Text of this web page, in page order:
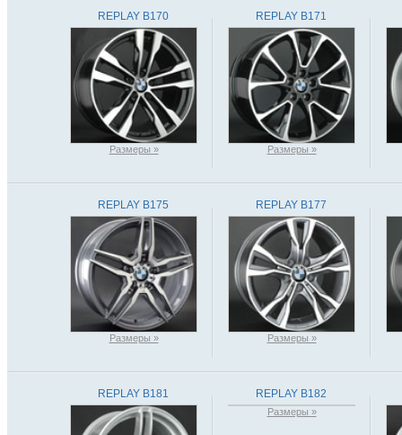
REPLAY B170
Размеры »
REPLAY B171
Размеры »
REPLAY B175
Размеры »
REPLAY B177
Размеры »
REPLAY B181 REPLAY B182
Размеры »